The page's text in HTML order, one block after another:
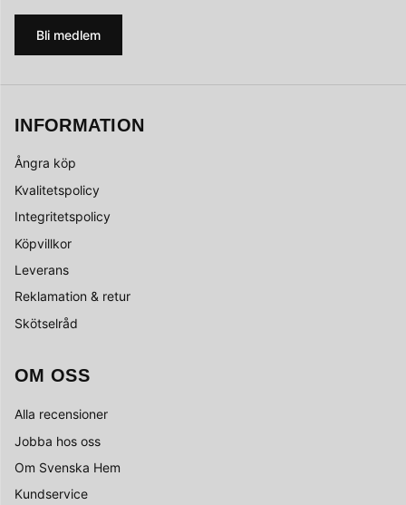
Bli medlem
INFORMATION
Ångra köp
Kvalitetspolicy
Integritetspolicy
Köpvillkor
Leverans
Reklamation & retur
Skötselråd
OM OSS
Alla recensioner
Jobba hos oss
Om Svenska Hem
Kundservice